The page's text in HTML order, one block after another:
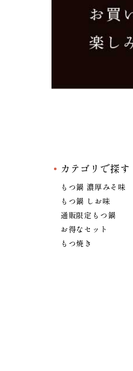
カテゴリで探す
もつ鍋 濃厚みそ味
もつ鍋 しお味
通販限定もつ鍋
お得なセット
もつ焼き